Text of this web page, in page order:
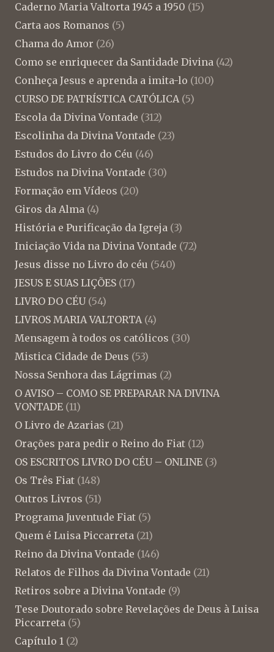
Caderno Maria Valtorta 1945 a 1950 (15)
Carta aos Romanos (5)
Chama do Amor (26)
Como se enriquecer da Santidade Divina (42)
Conheça Jesus e aprenda a imita-lo (100)
CURSO DE PATRÍSTICA CATÓLICA(5)
Escola da Divina Vontade (312)
Escolinha da Divina Vontade (23)
Estudos do Livro do Céu (46)
Estudos na Divina Vontade (30)
Formação em Vídeos (20)
Giros da Alma (4)
História e Purificação da Igreja (3)
Iniciação Vida na Divina Vontade (72)
Jesus disse no Livro do céu (540)
JESUS E SUAS LIÇÕES (17)
LIVRO DO CÉU (54)
LIVROS MARIA VALTORTA(4)
Mensagem à todos os católicos (30)
Mistica Cidade de Deus (53)
Nossa Senhora das Lágrimas (2)
O AVISO – COMO SE PREPARAR NA DIVINA
VONTADE (11)
O Livro de Azarias (21)
Orações para pedir o Reino do Fiat (12)
OS ESCRITOS LIVRO DO CÉU – ONLINE (3)
Os Três Fiat (148)
Outros Livros (51)
Programa Juventude Fiat (5)
Quem é Luisa Piccarreta (21)
Reino da Divina Vontade (146)
Relatos de Filhos da Divina Vontade (21)
Retiros sobre a Divina Vontade (9)
Tese Doutorado sobre Revelações de Deus à Luisa
Piccarreta (5)
Capítulo 1 (2)